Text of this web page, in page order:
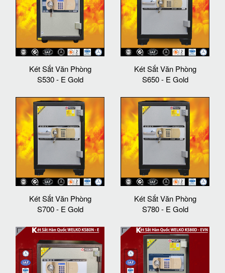
Két Sắt Văn Phòng
S530 - E Gold
Két Sắt Văn Phòng
S650 - E Gold
Két Sắt Văn Phòng
S700 - E Gold
Két Sắt Văn Phòng
S780 - E Gold